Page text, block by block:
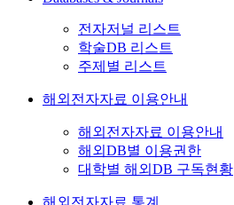
전자저널 리스트
학술DB 리스트
주제별 리스트
해외전자자료 이용안내
해외전자자료 이용안내
해외DB별 이용권한
대학별 해외DB 구독현황
해외전자자료 통계